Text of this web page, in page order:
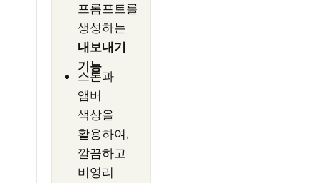
프롬프트를
생성하는
내보내기
기능
스톤과
앰버
색상을
활용하여,
깔끔하고
비영리